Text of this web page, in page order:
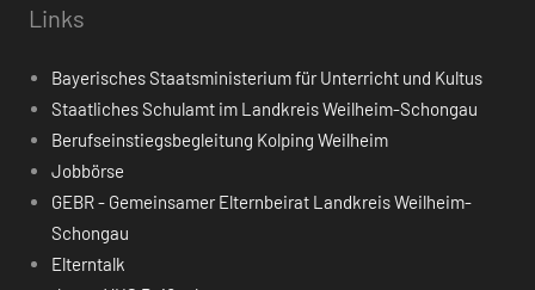
Links
Bayerisches Staatsministerium für Unterricht und Kultus
Staatliches Schulamt im Landkreis Weilheim-Schongau
Berufseinstiegsbegleitung Kolping Weilheim
Jobbörse
GEBR - Gemeinsamer Elternbeirat Landkreis Weilheim-
Schongau
Elterntalk